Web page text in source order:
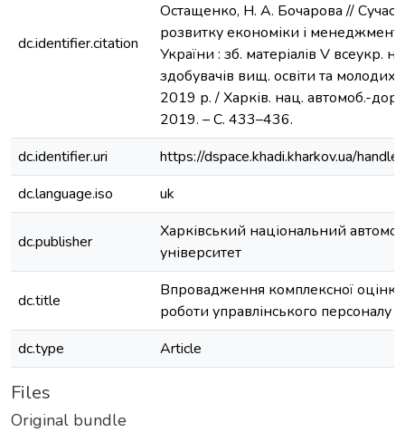
dc.identifier.citation
Остащенко, Н. А. Бочарова //
розвитку економіки і
України : зб. матеріалів V всеукр.
здобувачів вищ. освіти та молодих
2019 р. / Харків. нац. автомоб.-дор.
2019. – С. 433–436.
dc.identifier.uri
https://dspace.khadi.kharkov.ua/
dc.language.iso
uk
dc.publisher
Харківський національний
університет
dc.title
Впровадження комплексної
роботи управлінського персоналу
dc.type
Article
Files
Original bundle